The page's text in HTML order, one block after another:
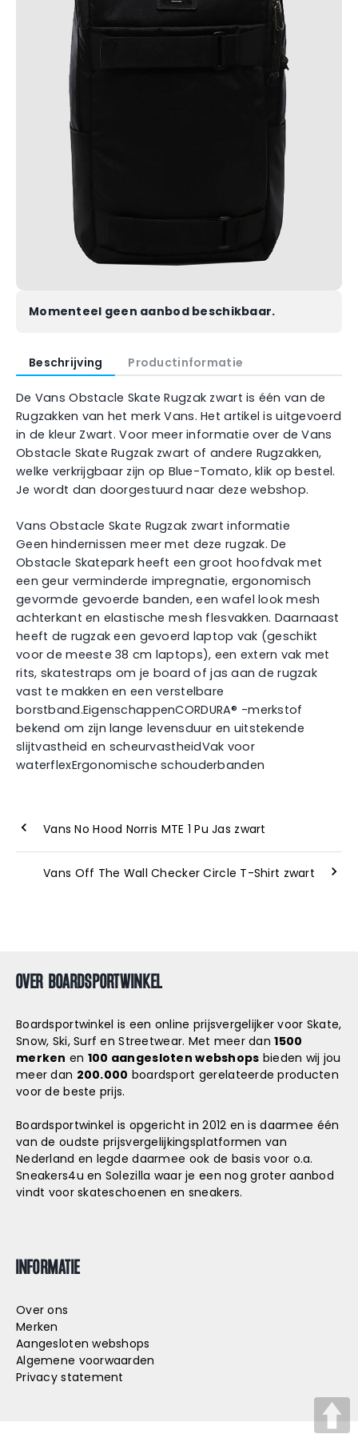
Momenteel geen aanbod beschikbaar.
Beschrijving Productinformatie
De Vans Obstacle Skate Rugzak zwart is één van de
Rugzakken van het merk Vans. Het artikel is uitgevoerd
in de kleur Zwart. Voor meer informatie over de Vans
Obstacle Skate Rugzak zwart of andere Rugzakken,
welke verkrijgbaar zijn op Blue-Tomato, klik op bestel.
Je wordt dan doorgestuurd naar deze webshop.
Vans Obstacle Skate Rugzak zwart informatie
Geen hindernissen meer met deze rugzak. De
Obstacle Skatepark heeft een groot hoofdvak met
een geur verminderde impregnatie, ergonomisch
gevormde gevoerde banden, een wafel look mesh
achterkant en elastische mesh flesvakken. Daarnaast
heeft de rugzak een gevoerd laptop vak (geschikt
voor de meeste 38 cm laptops), een extern vak met
rits, skatestraps om je board of jas aan de rugzak
vast te makken en een verstelbare
borstband.EigenschappenCORDURA® -merkstof
bekend om zijn lange levensduur en uitstekende
slijtvastheid en scheurvastheidVak voor
waterflexErgonomische schouderbanden
Vans No Hood Norris MTE 1 Pu Jas zwart
Vans Off The Wall Checker Circle T-Shirt zwart
OVER BOARDSPORTWINKEL
Boardsportwinkel is een online prijsvergelijker voor Skate,
Snow, Ski, Surf en Streetwear. Met meer dan1500
merken en 100 aangesloten webshops bieden wij jou
meer dan 200.000 boardsport gerelateerde producten
voor de beste prijs.
Boardsportwinkel is opgericht in 2012 en is daarmee één
van de oudste prijsvergelijkingsplatformen van
Nederland en legde daarmee ook de basis voor o.a.
Sneakers4u en Solezilla waar je een nog groter aanbod
vindt voor skateschoenen en sneakers.
INFORMATIE
Over ons
Merken
Aangesloten webshops
Algemene voorwaarden
Privacy statement